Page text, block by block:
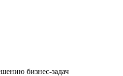
бизнес-задач